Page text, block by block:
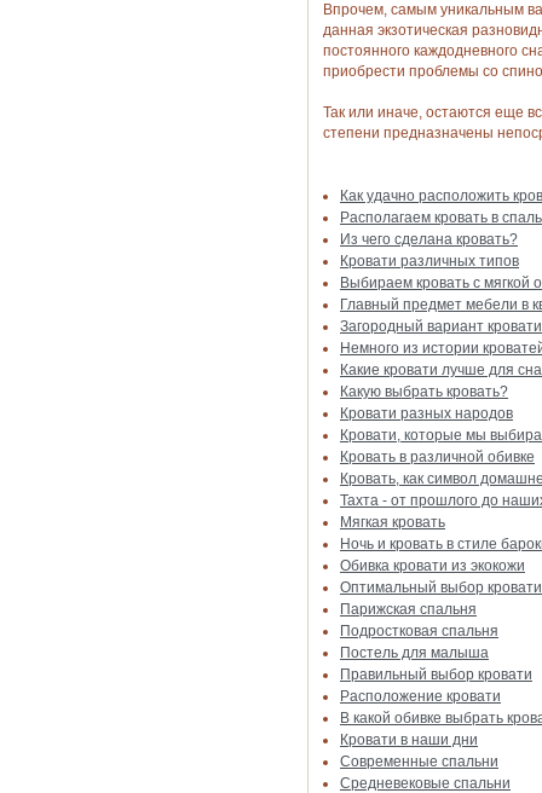
Впрочем, самым уникальным
данная экзотическая
постоянного каждодневного
приобрести проблемы со
Так или иначе, остаются еще
степени предназначены
Как удачно расположить
Располагаем кровать в
Из чего сделана кровать?
Кровати различных типов
Выбираем кровать с мягкой
Главный предмет мебели в
Загородный вариант кровати
Немного из истории
Какие кровати лучше для
Какую выбрать кровать?
Кровати разных народов
Кровати, которые мы
Кровать в различной обивке
Кровать, как символ
Тахта - от прошлого до
Мягкая кровать
Ночь и кровать в стиле
Обивка кровати из экокожи
Оптимальный выбор кровати
Парижская спальня
Подростковая спальня
Постель для малыша
Правильный выбор кровати
Расположение кровати
В какой обивке выбрать
Кровати в наши дни
Современные спальни
Средневековые спальни